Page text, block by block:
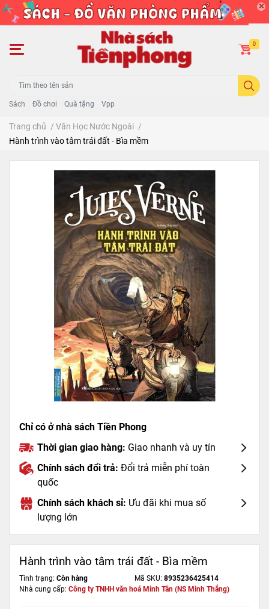
Sách Đồ chơi Quà tặng Vpp
0
Trang chủ / Văn Học Nước Ngoài /
Hành trình vào tâm trái đất - Bìa mềm
Chỉ có ở nhà sách Tiền Phong
Thời gian giao hàng: Giao nhanh và uy tín
Chính sách đổi trả: Đổi trả miễn phí toàn
quốc
Chính sách khách sỉ: Ưu đãi khi mua số
lượng lớn
Hành trình vào tâm trái đất - Bìa mềm
Tình trạng: Còn hàng Mã SKU: 8935236425414
Nhà cung cấp: Công ty TNHH văn hoá Minh Tân (NS Minh Thắng)